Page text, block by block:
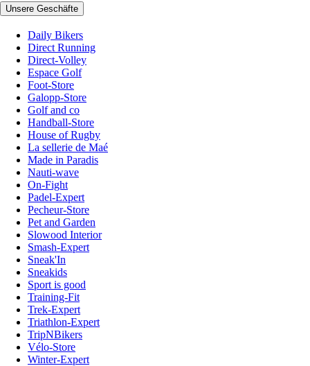
Unsere Geschäfte
Daily Bikers
Direct Running
Direct-Volley
Espace Golf
Foot-Store
Galopp-Store
Golf and co
Handball-Store
House of Rugby
La sellerie de Maé
Made in Paradis
Nauti-wave
On-Fight
Padel-Expert
Pecheur-Store
Pet and Garden
Slowood Interior
Smash-Expert
Sneak'In
Sneakids
Sport is good
Training-Fit
Trek-Expert
Triathlon-Expert
TripNBikers
Vélo-Store
Winter-Expert